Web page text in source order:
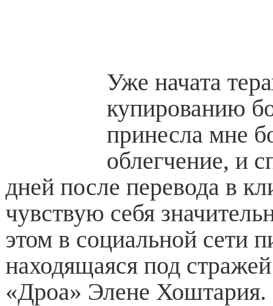
Уже начата
купированию
принесла мне
облегчение, и
дней после перевода в
чувствую себя
этом в социальной сети
находящаяся под
«Дроа» Элене Хоштария.